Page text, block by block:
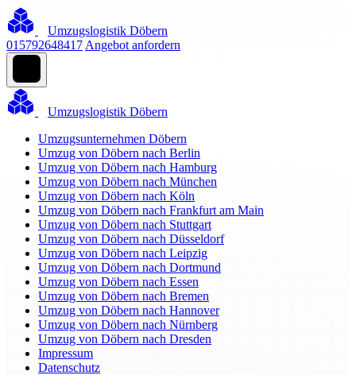
Umzugslogistik Döbern
015792648417 Angebot anfordern
Umzugslogistik Döbern
Umzugsunternehmen Döbern
Umzug von Döbern nach Berlin
Umzug von Döbern nach Hamburg
Umzug von Döbern nach München
Umzug von Döbern nach Köln
Umzug von Döbern nach Frankfurt am Main
Umzug von Döbern nach Stuttgart
Umzug von Döbern nach Düsseldorf
Umzug von Döbern nach Leipzig
Umzug von Döbern nach Dortmund
Umzug von Döbern nach Essen
Umzug von Döbern nach Bremen
Umzug von Döbern nach Hannover
Umzug von Döbern nach Nürnberg
Umzug von Döbern nach Dresden
Impressum
Datenschutz